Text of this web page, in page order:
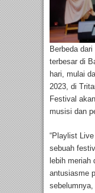
Berbeda
terbesar di
hari, mulai
2023, di
Festival
musisi dan
“Playlist
sebuah
lebih meriah
antusiasme